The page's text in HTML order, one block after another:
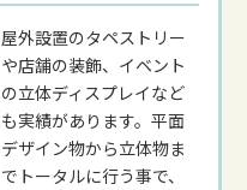
屋外設置のタペストリー
や店舗の装飾、イベント
の立体ディスプレイなど
も実績があります。平面
デザイン物から立体物ま
でトータルに行う事で、